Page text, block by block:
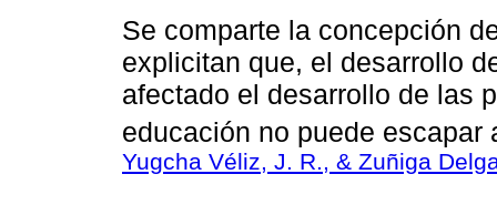
Se comparte la concepción
explicitan que, el desarrollo
afectado el desarrollo de las
educación no puede escapar
Yugcha Véliz, J. R., & Zuñiga